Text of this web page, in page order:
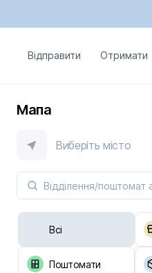
Відправити Отримати
Мапа
Виберіть місто
Всі
Поштомати